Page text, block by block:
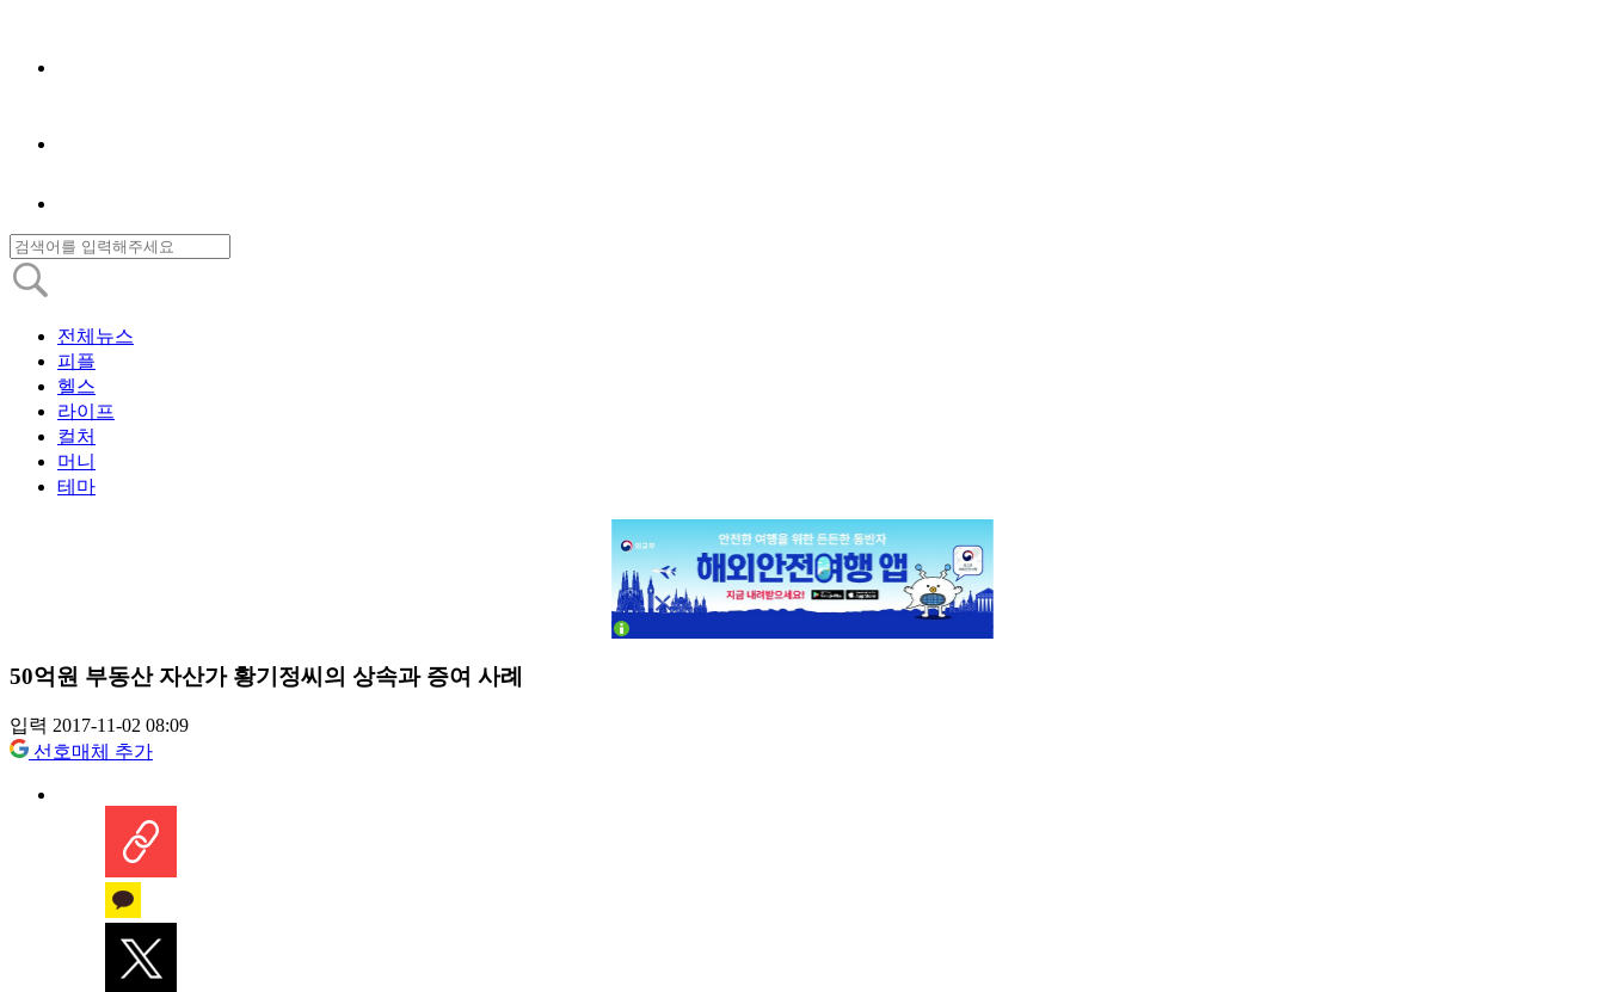
전체뉴스
피플
헬스
라이프
컬처
머니
테마
50억원 부동산 자산가 황기정씨의 상속과 증여 사례
입력 2017-11-02 08:09
선호매체 추가